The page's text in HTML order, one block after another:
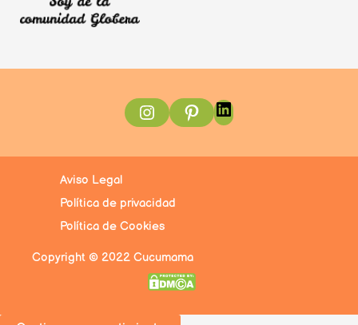
Instagram
PinterestLinkedIn
Aviso Legal
Política de privacidad
Política de Cookies
Copyright © 2022 Cucumama